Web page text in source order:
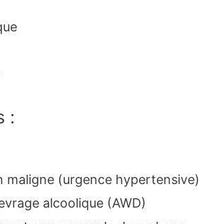
:
maligne (urgence hypertensive)
alcoolique (AWD)